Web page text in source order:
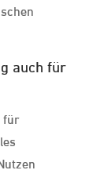
auch für
für